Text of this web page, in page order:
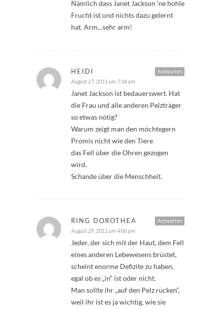
Nämlich dass Janet Jackson ’ne hohle
Frucht ist und nichts dazu gelernt
hat. Arm…sehr arm!
Antworten
HEIDI
August 27, 2011 um 7:34 am
Janet Jackson ist bedauerswert. Hat
die Frau und alle anderen Pelzträger
so etwas nötig?
Warum zeigt man den möchtegern
Promis nicht wie den Tiere
das Fell über die Ohren gezogen
wird.
Schande über die Menschheit.
Antworten
RING DOROTHEA
August 29, 2011 um 4:06 pm
Jeder, der sich mit der Haut, dem Fell
eines anderen Lebewesens brüstet,
scheint enorme Defizite zu haben,
egal ob es „in“ ist oder nicht.
Man sollte ihr „auf den Pelz rücken“,
weil ihr ist es ja wichtig, wie sie